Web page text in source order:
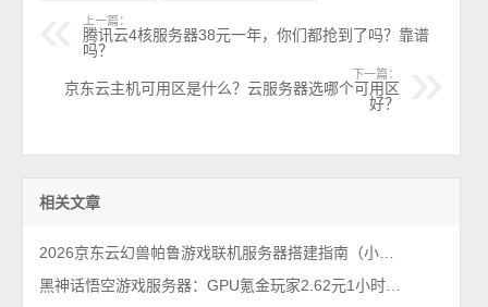
上一篇：
腾讯云4核服务器38元一年，你们都抢到了吗？靠谱
吗？
下一篇：
京东云主机可用区是什么？云服务器选哪个可用区
好？
相关文章